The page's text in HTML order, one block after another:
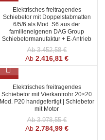
SALE
Elektrisches freitragendes
Schiebetor mit Doppelstabmatten
6/5/6 als Mod. S6 aus der
familieneigenen DAG Group
Schiebetormanufaktur + E-Antrieb
Ab3.452,58€
Ab 2.416,81 €
SALE
Elektrisches freitragendes
Schiebetor mit Vierkantrohr 20×20
Mod. P20 handgefertigt | Schiebetor
mit Motor
Ab3.978,55€
Ab 2.784,99 €